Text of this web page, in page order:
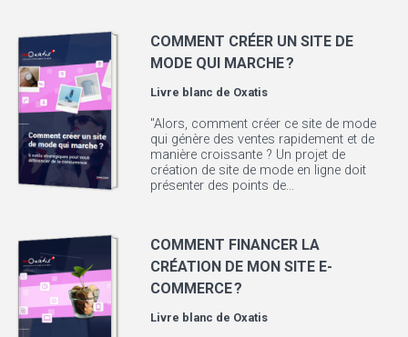
COMMENT CRÉER UN SITE DE
MODE QUI MARCHE ?
Livre blanc de Oxatis
"Alors, comment créer ce site de mode
qui génère des ventes rapidement et de
manière croissante ? Un projet de
création de site de mode en ligne doit
présenter des points de...
COMMENT FINANCER LA
CRÉATION DE MON SITE E-
COMMERCE ?
Livre blanc de Oxatis